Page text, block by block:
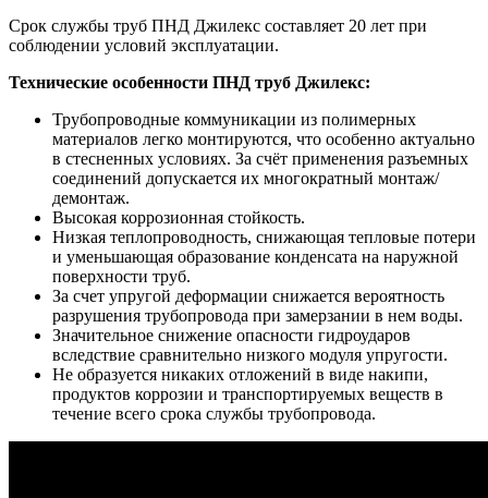
Срок службы труб ПНД Джилекс составляет 20 лет при
соблюдении условий эксплуатации.
Технические особенности ПНД труб Джилекс:
Трубопроводные коммуникации из полимерных
материалов легко монтируются, что особенно актуально
в стесненных условиях. За счёт применения разъемных
соединений допускается их многократный монтаж/
демонтаж.
Высокая коррозионная стойкость.
Низкая теплопроводность, снижающая тепловые потери
и уменьшающая образование конденсата на наружной
поверхности труб.
За счет упругой деформации снижается вероятность
разрушения трубопровода при замерзании в нем воды.
Значительное снижение опасности гидроударов
вследствие сравнительно низкого модуля упругости.
Не образуется никаких отложений в виде накипи,
продуктов коррозии и транспортируемых веществ в
течение всего срока службы трубопровода.